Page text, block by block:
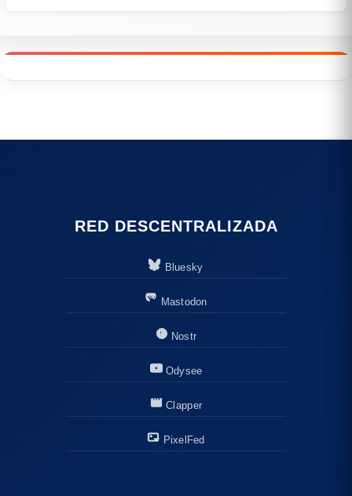
RED DESCENTRALIZADA
Bluesky
Mastodon
Nostr
Odysee
Clapper
PixelFed